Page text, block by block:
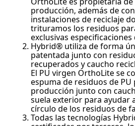
producción, además de
instalaciones de reciclaje
trituramos los residuos
exclusivas
Hybrid® utiliza de forma
patentada junto con
recuperados y caucho
El PU virgen OrthoLite se
espuma de residuos de
producción junto con
suela exterior para ayudar
círculo de los residuos de
Todas las tecnologías